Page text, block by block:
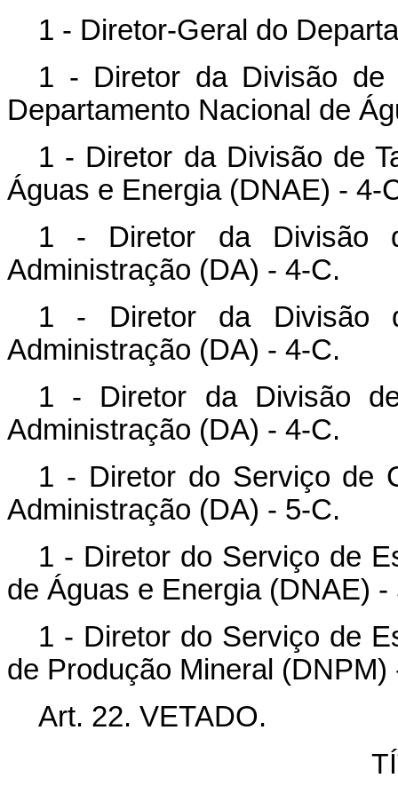
1 - Diretor-Geral do
1 - Diretor da Divisão de
Departamento Nacional de
1 - Diretor da Divisão de
Águas e Energia (DNAE) - 4-
1 - Diretor da Divisão
Administração (DA) - 4-C.
1 - Diretor da Divisão
Administração (DA) - 4-C.
1 - Diretor da Divisão
Administração (DA) - 4-C.
1 - Diretor do Serviço de
Administração (DA) - 5-C.
1 - Diretor do Serviço de
de Águas e Energia (DNAE) -
1 - Diretor do Serviço de
de Produção Mineral (DNPM)
Art. 22. VETADO.